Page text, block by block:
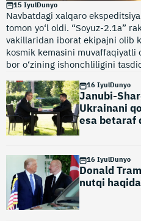
16 IyulDunyo
Janubi-
Ukrainani
esa betaraf
16 IyulDunyo
Donald
nutqi
15 IyulDunyo
Navbatdagi xalqaro
tomon yo‘l oldi. “Soyuz-2.1a”
vakillaridan iborat ekipajni olib
kosmik kemasini
bor o‘zining ishonchliligini